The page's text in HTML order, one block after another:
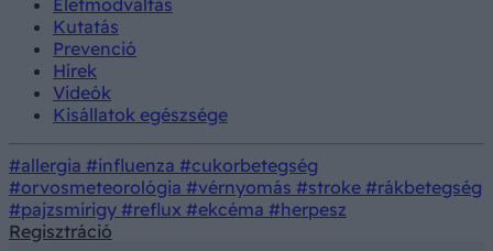
Kutatás
Prevenció
Hírek
Videók
Kisállatok egészsége
#allergia #influenza #cukorbetegség
#orvosmeteorológia #vérnyomás #stroke #rákbetegség
#pajzsmirigy #reflux #ekcéma #herpesz
Regisztráció